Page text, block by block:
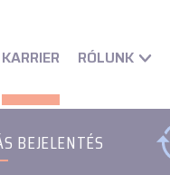
KARRIER RÓLUNK
BEJELENTÉS